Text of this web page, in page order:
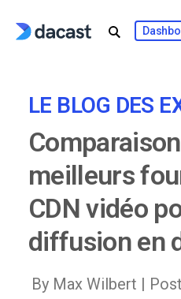
LE BLOG DES
meilleurs
CDN vidéo
diffusion en
By Max Wilbert |